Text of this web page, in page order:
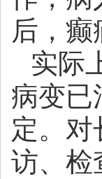
后，
实际
病变已
定。
访、检